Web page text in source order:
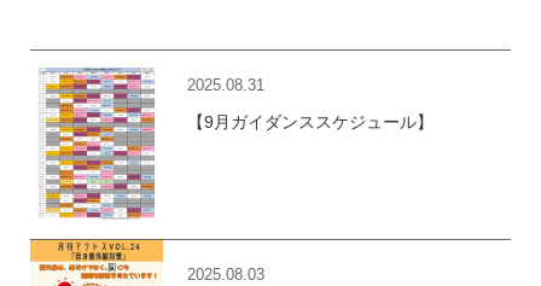
2025.08.31
【9月ガイダンススケジュール】
2025.08.03